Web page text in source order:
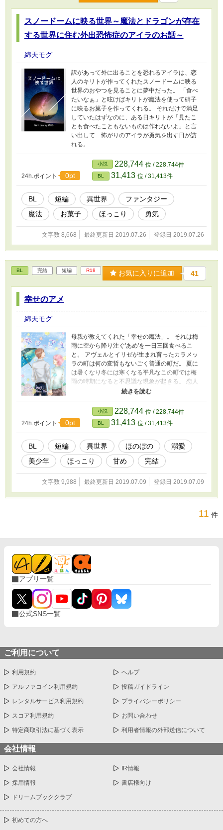
スノードームに映る世界～魔法とドラゴンが存在
する世界に住む外出恐怖症のアイラのお話～
綿天モグ
訳があって外に出ることを恐れるアイラは、恋
人のキリトが作ってくれたスノードームに映る
世界のおやつを見ることに夢中だった。 「食べ
たいなぁ」と呟けばキリトが魔法を使って硝子
に映るお菓子を作ってくれる。 それだけで満足
していたはずなのに、ある日キリトが「見たこ
とも食べたこともないものは作れないよ」と言
い出して…怖がりのアイラが勇気を出す日が訪
れる。
24h.ポイント 0pt
小説 228,744 位 / 228,744件
BL 31,413 位 / 31,413件
BL 短編 異世界
ファンタジー
魔法
お菓子 ほっこり 勇気
文字数 8,668 最終更新日 2019.07.26 登録日 2019.07.26
BL 完結 短編 R18 お気に入りに追加 41
幸せのアメ
綿天モグ
母親が教えてくれた「幸せの魔法」。 それは梅
雨に空から降り注ぐ'あめ'を一日三回食べるこ
と。 アヴェルとイリゼが生まれ育ったカラメッ
ラの町は何の変哲もないごく普通の町だ。 夏に
は暑くなり冬には寒くなる平凡なこの町では梅
雨の時期になると不思議な現象が起きる。 恋人
のイリゼが梅雨の時期に集めてくれる'あめ'のお
かげで、アヴェルは他のみんなと同じように幸
せを感じていた。それなのに、ある日突然空か
ら'あめ'が降らなくなって… 表紙: NeoZone様
(@hanahanahaney) Fujossy開催梅雨コンテス
ト参加作品。
24h.ポイント 0pt
小説 228,744 位 / 228,744件
BL 31,413 位 / 31,413件
BL 短編 異世界 ほのぼの
溺愛
美少年
ほっこり 甘め 完結
文字数 9,988 最終更新日 2019.07.09 登録日 2019.07.09
11 件
アプリ一覧
公式SNS一覧
ご利用について
利用規約 ヘルプ
アルファコイン利用規約 投稿ガイドライン
レンタルサービス利用規約 プライバシーポリシー
スコア利用規約 お問い合わせ
特定商取引法に基づく表示 利用者情報の外部送信について
会社情報
会社情報 IR情報
採用情報 書店様向け
ドリームブッククラブ
初めての方へ